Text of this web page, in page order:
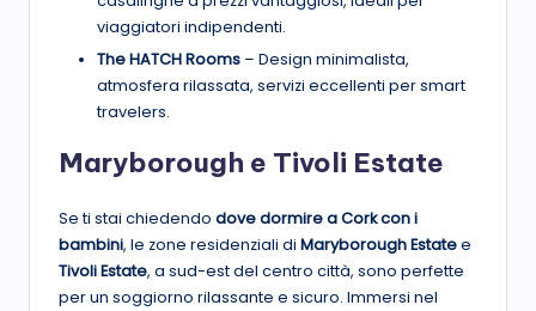
viaggiatori indipendenti.
The HATCH Rooms – Design minimalista,
atmosfera rilassata, servizi eccellenti per smart
travelers.
Maryborough e Tivoli Estate
Se ti stai chiedendo dove dormire a Corkcon i
bambini, le zone residenziali di Maryborough Estatee
Tivoli Estate, a sud-est del centro città, sono perfette
per un soggiorno rilassante e sicuro. Immersi nel